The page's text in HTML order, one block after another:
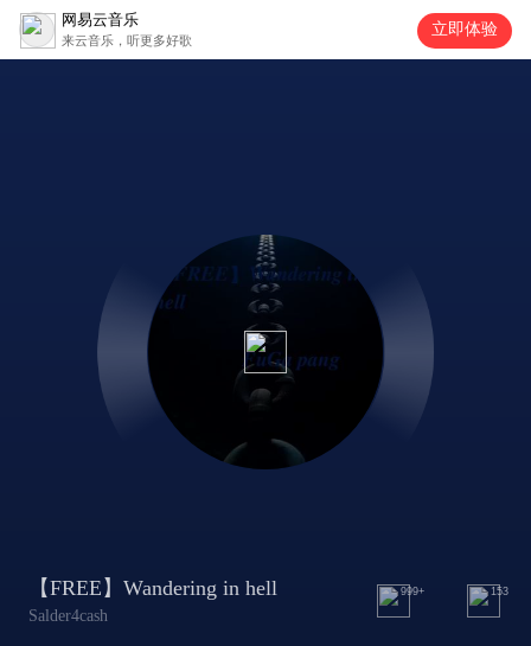
网易云音乐
来云音乐，听更多好歌
立即体验
【FREE】Wandering in hell
Salder4cash
999+ 153